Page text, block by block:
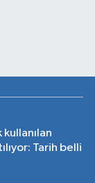
Tarih belli